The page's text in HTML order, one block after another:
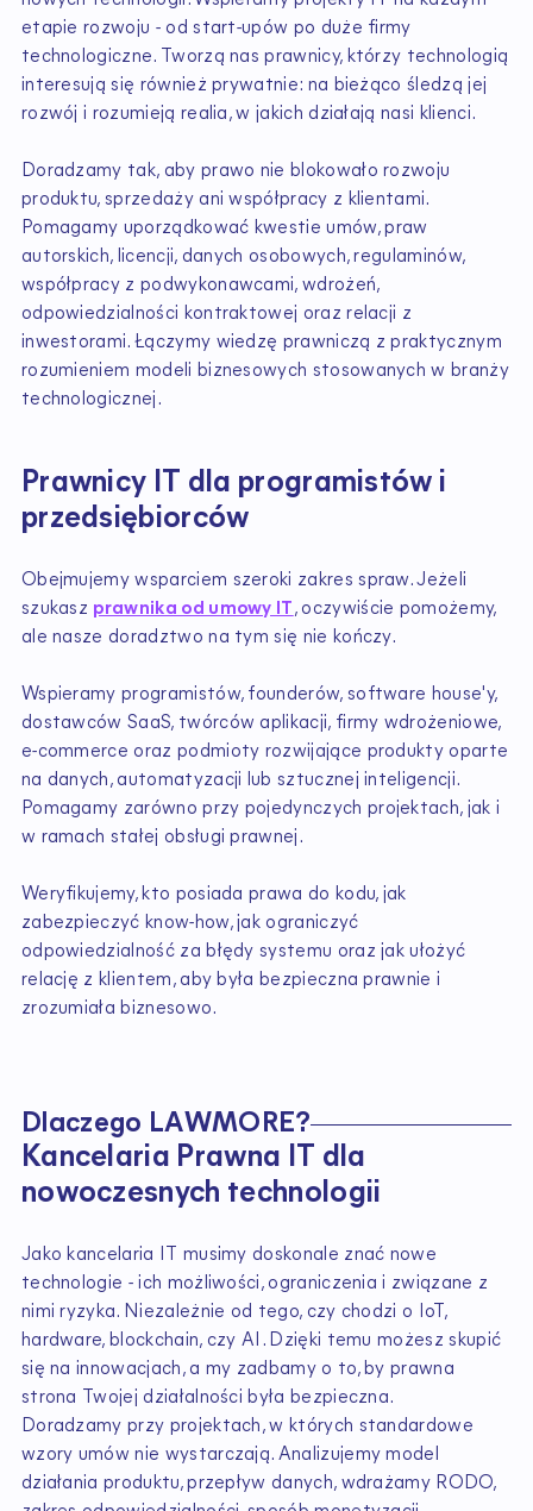
etapie rozwoju - od start-upów po duże firmy
technologiczne. Tworzą nas prawnicy, którzy technologią
interesują się również prywatnie: na bieżąco śledzą jej
rozwój i rozumieją realia, w jakich działają nasi klienci.
Doradzamy tak, aby prawo nie blokowało rozwoju
produktu, sprzedaży ani współpracy z klientami.
Pomagamy uporządkować kwestie umów, praw
autorskich, licencji, danych osobowych, regulaminów,
współpracy z podwykonawcami, wdrożeń,
odpowiedzialności kontraktowej oraz relacji z
inwestorami. Łączymy wiedzę prawniczą z praktycznym
rozumieniem modeli biznesowych stosowanych w branży
technologicznej.
Prawnicy IT dla programistów i
przedsiębiorców
Obejmujemy wsparciem szeroki zakres spraw. Jeżeli
szukasz prawnika od umowy IT, oczywiście pomożemy,
ale nasze doradztwo na tym się nie kończy.
Wspieramy programistów, founderów, software house'y,
dostawców SaaS, twórców aplikacji, firmy wdrożeniowe,
e-commerce oraz podmioty rozwijające produkty oparte
na danych, automatyzacji lub sztucznej inteligencji.
Pomagamy zarówno przy pojedynczych projektach, jak i
w ramach stałej obsługi prawnej.
Weryfikujemy, kto posiada prawa do kodu, jak
zabezpieczyć know-how, jak ograniczyć
odpowiedzialność za błędy systemu oraz jak ułożyć
relację z klientem, aby była bezpieczna prawnie i
zrozumiała biznesowo.
Dlaczego LAWMORE?
Kancelaria Prawna IT dla
nowoczesnych technologii
Jako kancelaria IT musimy doskonale znać nowe
technologie - ich możliwości, ograniczenia i związane z
nimi ryzyka. Niezależnie od tego, czy chodzi o IoT,
hardware, blockchain, czy AI. Dzięki temu możesz skupić
się na innowacjach, a my zadbamy o to, by prawna
strona Twojej działalności była bezpieczna.
Doradzamy przy projektach, w których standardowe
wzory umów nie wystarczają. Analizujemy model
działania produktu, przepływ danych, wdrażamy RODO,